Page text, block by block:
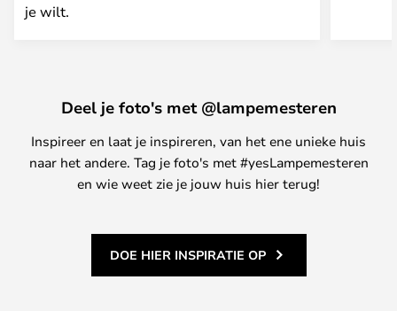
je wilt.
Deel je foto's met @lampemesteren
Inspireer en laat je inspireren, van het ene unieke huis
naar het andere. Tag je foto's met #yesLampemesteren
en wie weet zie je jouw huis hier terug!
DOE HIER INSPIRATIE OP